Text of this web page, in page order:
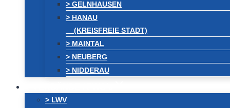
> GELNHAUSEN
> HANAU
(KREISFREIE STADT)
> MAINTAL
> NEUBERG
> NIDDERAU
> LWV